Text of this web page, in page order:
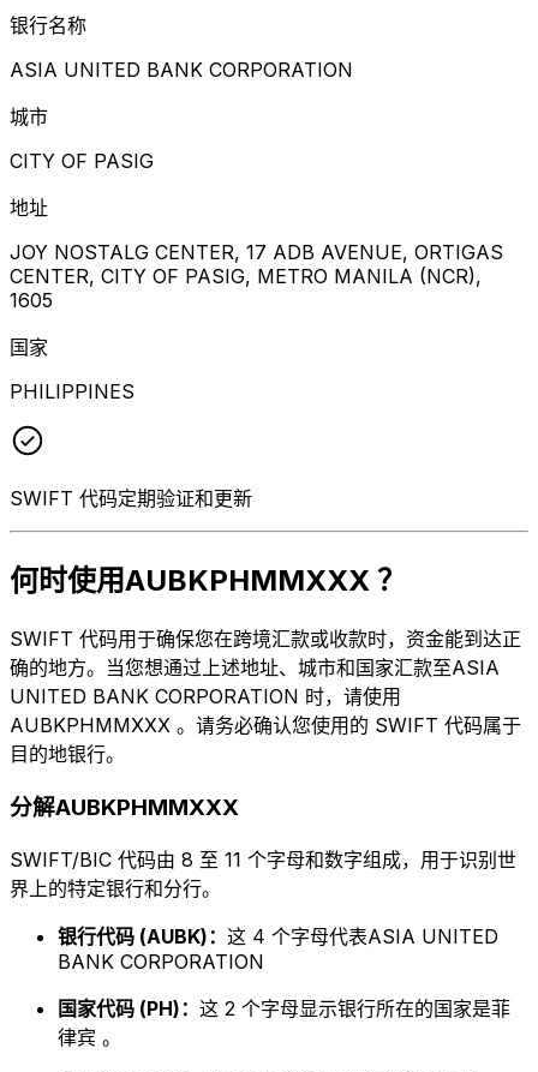
银行名称
ASIA UNITED BANK CORPORATION
城市
CITY OF PASIG
地址
JOY NOSTALG CENTER, 17 ADB AVENUE, ORTIGAS
CENTER, CITY OF PASIG, METRO MANILA (NCR),
1605
国家
PHILIPPINES
SWIFT 代码定期验证和更新
何时使用AUBKPHMMXXX ？
SWIFT 代码用于确保您在跨境汇款或收款时，资金能到达正
确的地方。当您想通过上述地址、城市和国家汇款至ASIA
UNITED BANK CORPORATION 时，请使用
AUBKPHMMXXX 。请务必确认您使用的 SWIFT 代码属于
目的地银行。
分解AUBKPHMMXXX
SWIFT/BIC 代码由 8 至 11 个字母和数字组成，用于识别世
界上的特定银行和分行。
银行代码 (AUBK)： 这 4 个字母代表ASIA UNITED
BANK CORPORATION
国家代码 (PH)： 这 2 个字母显示银行所在的国家是菲
律宾 。